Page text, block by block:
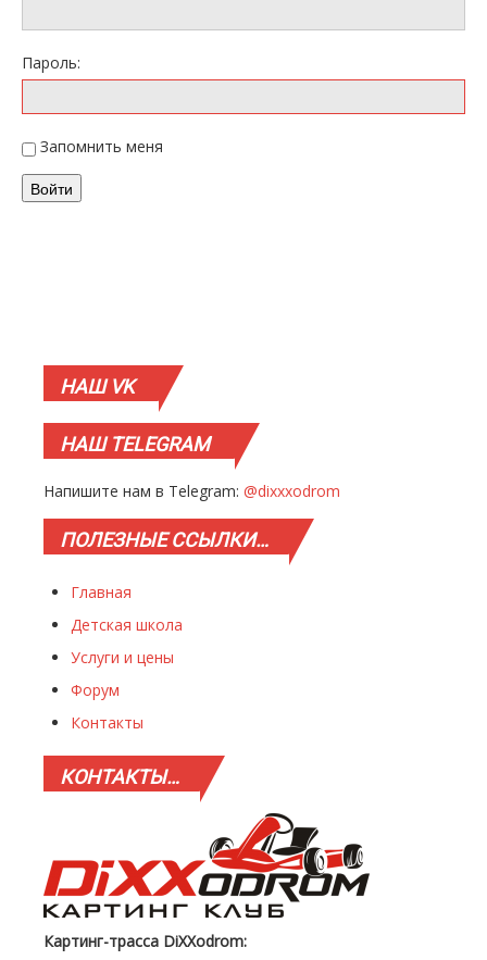
Пароль:
Запомнить меня
Войти
НАШVK
НАШTELEGRAM
Напишите нам в Telegram: @dixxxodrom
ПОЛЕЗНЫЕССЫЛКИ…
Главная
Детская школа
Услуги и цены
Форум
Контакты
КОНТАКТЫ…
Картинг-трасса DiXXodrom: